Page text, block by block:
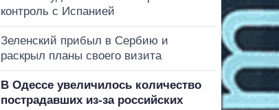
контроль с Испанией
Зеленский прибыл в Сербию и
раскрыл планы своего визита
В Одессе увеличилось количество
пострадавших из-за российских